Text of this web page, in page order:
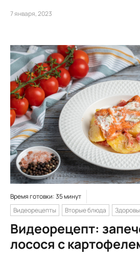
7 января, 2023
Время готовки: 35 минут
Видеорецепты
Вторые блюда
Видеорецепт:
лосося с